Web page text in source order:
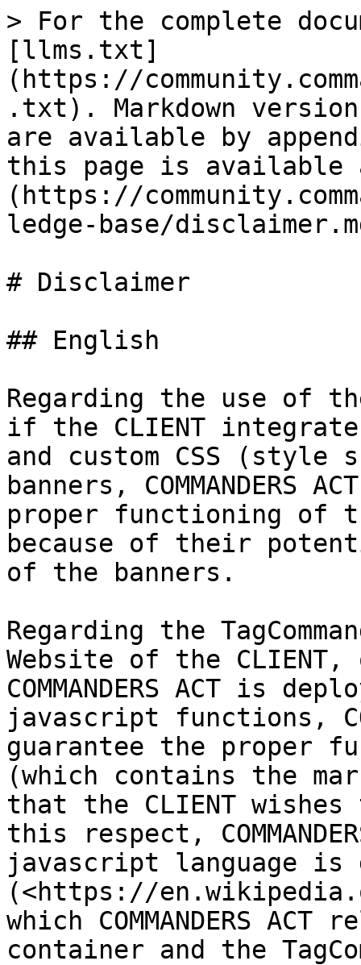
> For the complete
[llms.txt]
(https://
.txt). Markdown
are available by
this page is available
(https://
ledge-base/
# Disclaimer
## English
Regarding the use of
if the CLIENT
and custom CSS (style
banners, COMMANDERS
proper functioning of
because of their
of the banners.
Regarding the
Website of the
COMMANDERS ACT is
javascript functions,
guarantee the proper
(which contains the
that the CLIENT
this respect,
javascript language is
(<https://
which COMMANDERS
container and the